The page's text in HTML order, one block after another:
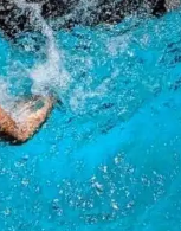
under alle